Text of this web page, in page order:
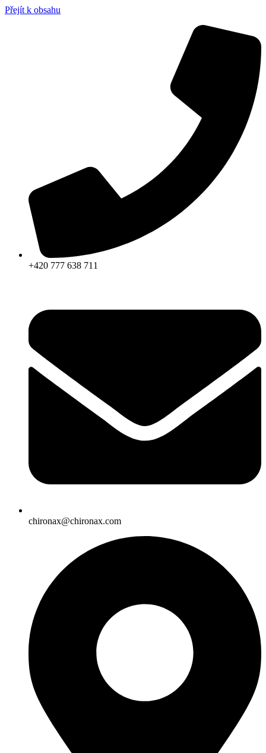
Přejít k obsahu
+420 777 638 711
chironax@chironax.com